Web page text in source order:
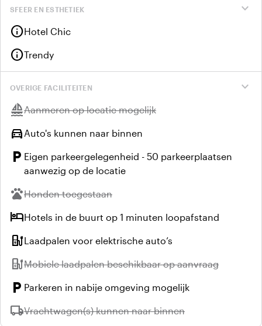
expand_more
SFEER EN ESTHETIEK
infoHotel Chic
infoTrendy
expand_more
OVERIGE FACILITEITEN
sailingNiet beschikbaar:
Aanmeren op locatie mogelijk
directions_car Auto's kunnen naar binnen
local_parking Eigen parkeergelegenheid - 50 parkeerplaatsen
aanwezig op de locatie
petsNiet beschikbaar:
Honden toegestaan
hotelHotels in de buurt op 1 minuten loopafstand
ev_stationLaadpalen voor elektrische auto’s
ev_stationNiet beschikbaar:
Mobiele laadpalen beschikbaar op aanvraag
local_parking Parkeren in nabije omgeving mogelijk
local_shippingNiet beschikbaar:
Vrachtwagen(s) kunnen naar binnen